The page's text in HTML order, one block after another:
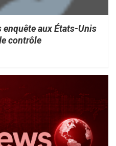
enquête aux États-Unis
contrôle